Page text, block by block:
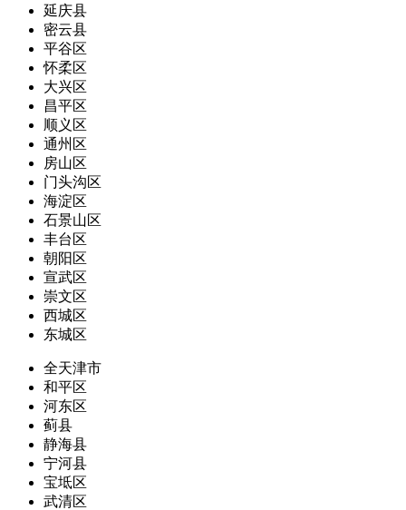
延庆县
密云县
平谷区
怀柔区
大兴区
昌平区
顺义区
通州区
房山区
门头沟区
海淀区
石景山区
丰台区
朝阳区
宣武区
崇文区
西城区
东城区
全天津市
和平区
河东区
蓟县
静海县
宁河县
宝坻区
武清区